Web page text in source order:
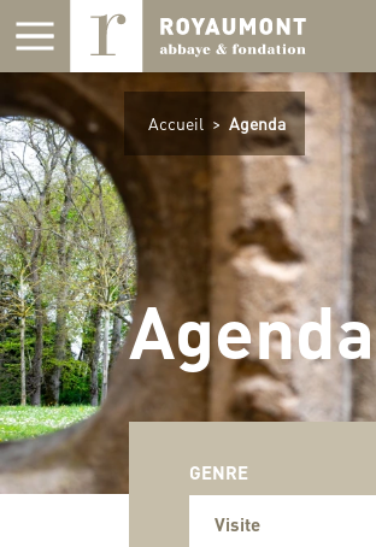
Accueil > Agenda
Agenda
GENRE
Visite
Panneau de gestion des cookies